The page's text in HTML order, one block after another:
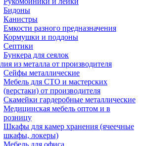
Бидоны
Канистры
Емкости разного предназначения
Кормушки и поддоны
Септики
Бункера для сеялок
из металла от производителя
Сейфы металлические
Мебель для СТО и мастерских
(верстаки) от производителя
Скамейки гардеробные металлические
Медицинская мебель оптом и в
розницу
Шкафы для камер хранения (ячеечные
шкафы, локеры)